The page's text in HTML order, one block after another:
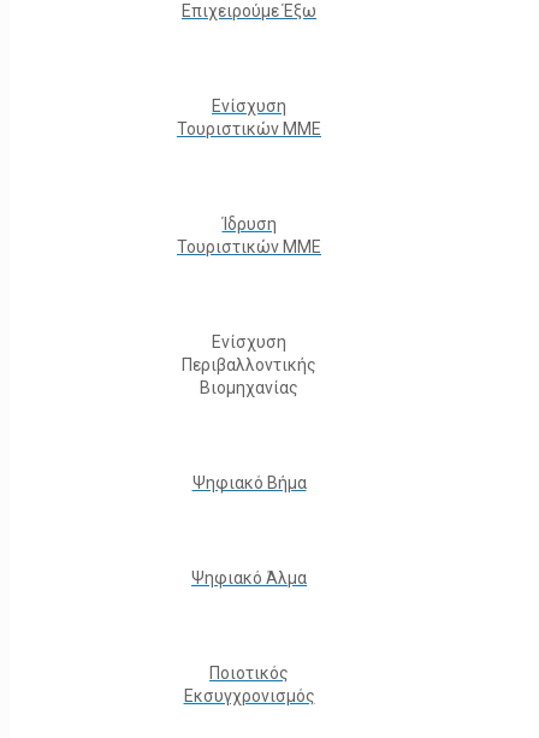
Επιχειρούμε Έξω
Ενίσχυση
Τουριστικών ΜΜΕ
Ίδρυση
Τουριστικών ΜΜΕ
Ενίσχυση
Περιβαλλοντικής
Βιομηχανίας
Ψηφιακό Βήμα
Ψηφιακό Άλμα
Ποιοτικός
Εκσυγχρονισμός